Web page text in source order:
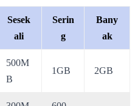
Sesek
ali
Serin
g
Bany
ak
500M
B
1GB 2GB